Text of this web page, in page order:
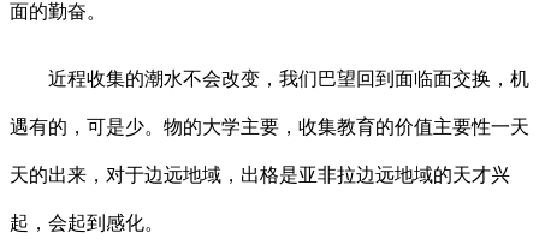
面的勤奋。
近程收集的潮水不会改变，我们巴望回到面临面交换，机
遇有的，可是少。物的大学主要，收集教育的价值主要性一天
天的出来，对于边远地域，出格是亚非拉边远地域的天才兴
起，会起到感化。